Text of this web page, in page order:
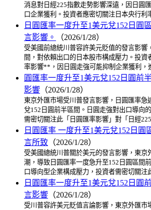
消息對日經225指數走勢影響深遠，因日圓
口企業獲利。投資者應密切關注日本央行利
日圓匯率一度升至1美元兌152日圓
言影響。
（2026/1/28）
受美國前總統川普容許美元貶值的發言影響
間，對依賴出口的日本股市構成壓力。投
率影響**，因日圓走強可能抑制企業獲利
圓匯率一度升至1美元兌152日圓前
影響 （2026/1/28）
東京外匯市場受川普發言影響，日圓匯率急
兌152日圓前半區間。日圓走強對出口導向
需密切關注此「日圓匯率影響」對「日經
日圓匯率 一度升至1美元兌152日圓
言所致 （2026/1/28）
受美國總統川普關於美元的發言影響，東京
潮，導致日圓匯率一度急升至152日圓區間
口導向型企業構成壓力，投資者需密切關注
日圓匯率一度升至1美元兌152日圓
言影響 （2026/1/28）
受川普容許美元貶值言論影響，東京外匯市